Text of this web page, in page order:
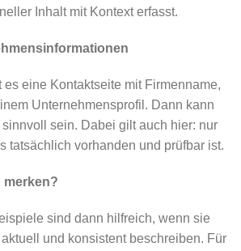
Inhalt mit Kontext erfasst.
es eine Kontaktseite mit Firmenname,
Unternehmensprofil. Dann kann
sein. Dabei gilt auch hier: nur
tatsächlich vorhanden und prüfbar ist.
merken?
sind dann hilfreich, wenn sie
und konsistent beschreiben. Für